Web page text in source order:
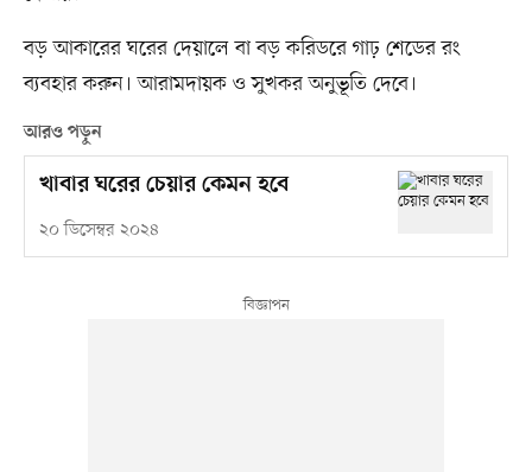
বড় আকারের ঘরের দেয়ালে বা বড় করিডরে গাঢ় শেডের রং
ব্যবহার করুন। আরামদায়ক ও সুখকর অনুভূতি দেবে।
আরও পড়ুন
খাবার ঘরের চেয়ার কেমন হবে
২০ ডিসেম্বর ২০২৪